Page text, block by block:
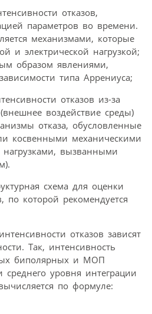
отказов,
параметров во времени.
механизмами, которые
и электрической нагрузкой;
образом явлениями,
типа Аррениуса;
отказов из-за
воздействие среды)
отказа, обусловленные
косвенными механическими
нагрузками, вызванными
схема для оценки
по которой рекомендуется
отказов зависят
Так, интенсивность
биполярных и МОП
уровня интеграции
по формуле: